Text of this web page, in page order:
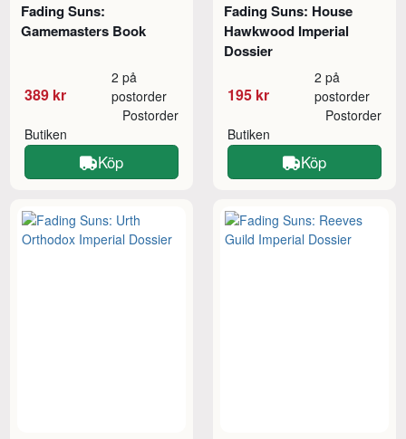
Fading Suns:
Gamemasters Book
389 kr
2 på
postorder
Butiken
Postorder
Köp
Fading Suns: House
Hawkwood Imperial
Dossier
195 kr
2 på
postorder
Butiken
Postorder
Köp